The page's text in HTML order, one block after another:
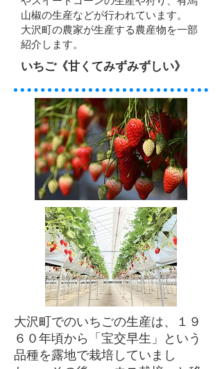
山椒の生産などが行われています。
大沢町の農家が生産する農産物を一部
紹介します。
いちご《甘くてみずみずしい》
大沢町でのいちごの生産は、１９
６０年頃から「宝交早生」という
品種を露地で栽培していまし